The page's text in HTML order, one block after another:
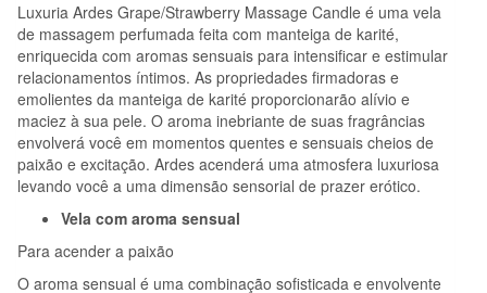
UVA
Luxuria Ardes Grape/Strawberry Massage Candle é uma vela
de massagem perfumada feita com manteiga de karité,
enriquecida com aromas sensuais para intensificar e estimular
relacionamentos íntimos. As propriedades firmadoras e
emolientes da manteiga de karité proporcionarão alívio e
maciez à sua pele. O aroma inebriante de suas fragrâncias
envolverá você em momentos quentes e sensuais cheios de
paixão e excitação. Ardes acenderá uma atmosfera luxuriosa
levando você a uma dimensão sensorial de prazer erótico.
Vela com aroma sensual
Para acender a paixão
O aroma sensual é uma combinação sofisticada e envolvente